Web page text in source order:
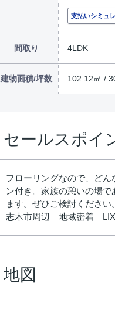
支払いシミュ
間取り 4LDK
建物面積/坪数 102.12㎡ /
セールスポイ
フローリングなので、ど
ン付き。家族の憩いの場
ます。ぜひご検討ください。
志木市周辺 地域密着
地図